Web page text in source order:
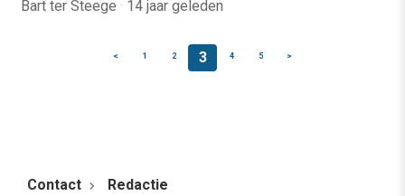
Bart ter Steege · 14 jaar geleden
< 1 2 3 4 5 >
Contact Redactie